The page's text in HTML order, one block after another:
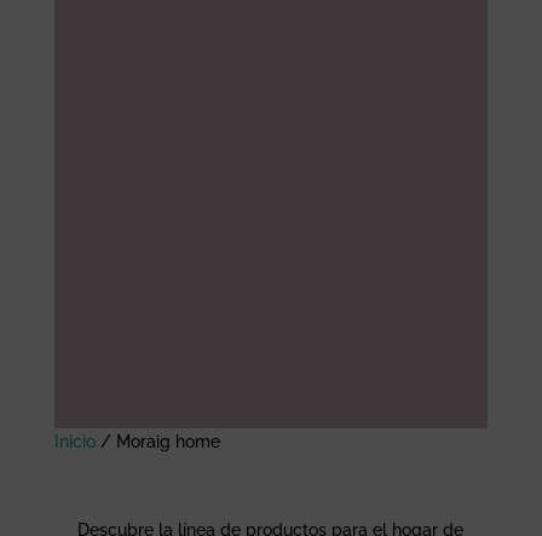
Inicio/ Moraig home
Descubre la línea de productos para el hogar de